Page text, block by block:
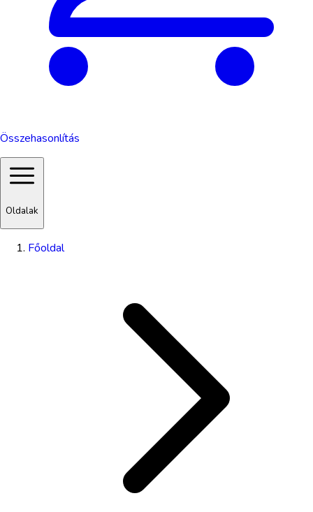
Összehasonlítás
Oldalak
Főoldal